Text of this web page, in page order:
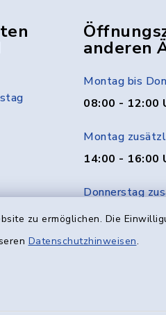
zu ermöglichen. Die
Datenschutzhinweisen.
anderen
Montag bis
08:00 - 12:00
Montag
14:00 - 16:00
Donnerstag
14:00 - 18:00
Freitag